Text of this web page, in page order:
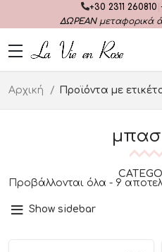
+30 2311 260810
ΔΩΡΕΑΝμεταφορικά
Αρχική Προϊόντα με
Προβάλλονται όλα - 9
Show sidebar